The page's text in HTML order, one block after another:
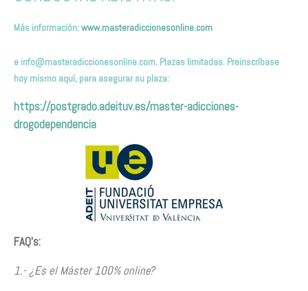
Más información:www.masteradiccionesonline.com
e info@masteradiccionesonline.com. Plazas limitadas. Preinscríbase
hoy mismo aquí, para asegurar su plaza:
https://postgrado.adeituv.es/master-adicciones-
drogodependencia
FAQ’s:
1.- ¿Es el Máster 100% online?